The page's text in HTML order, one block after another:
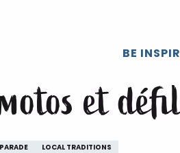
BE
et
LOCAL TRADITIONS